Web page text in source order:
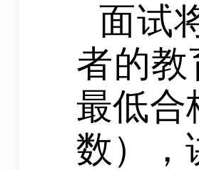
面试
者的
最低合
数），